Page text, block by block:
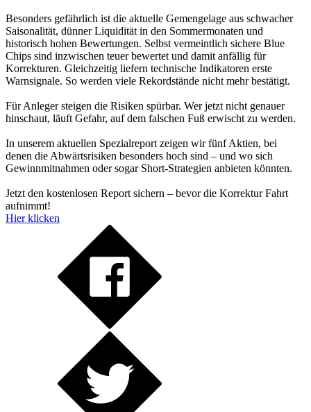
Besonders gefährlich ist die aktuelle Gemengelage aus schwacher
Saisonalität, dünner Liquidität in den Sommermonaten und
historisch hohen Bewertungen. Selbst vermeintlich sichere Blue
Chips sind inzwischen teuer bewertet und damit anfällig für
Korrekturen. Gleichzeitig liefern technische Indikatoren erste
Warnsignale. So werden viele Rekordstände nicht mehr bestätigt.
Für Anleger steigen die Risiken spürbar. Wer jetzt nicht genauer
hinschaut, läuft Gefahr, auf dem falschen Fuß erwischt zu werden.
In unserem aktuellen Spezialreport zeigen wir fünf Aktien, bei
denen die Abwärtsrisiken besonders hoch sind – und wo sich
Gewinnmitnahmen oder sogar Short-Strategien anbieten könnten.
Jetzt den kostenlosen Report sichern – bevor die Korrektur Fahrt
aufnimmt!
Hier klicken